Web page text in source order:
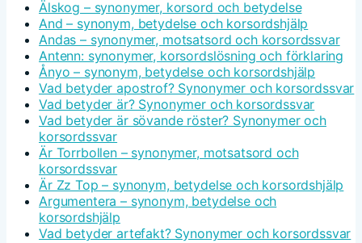
Älskog – synonymer, korsord och betydelse
And – synonym, betydelse och korsordshjälp
Andas – synonymer, motsatsord och korsordssvar
Antenn: synonymer, korsordslösning och förklaring
Ånyo – synonym, betydelse och korsordshjälp
Vad betyder apostrof? Synonymer och korsordssvar
Vad betyder är? Synonymer och korsordssvar
Vad betyder är sövande röster? Synonymer och
korsordssvar
Är Torrbollen – synonymer, motsatsord och
korsordssvar
Är Zz Top – synonym, betydelse och korsordshjälp
Argumentera – synonym, betydelse och
korsordshjälp
Vad betyder artefakt? Synonymer och korsordssvar